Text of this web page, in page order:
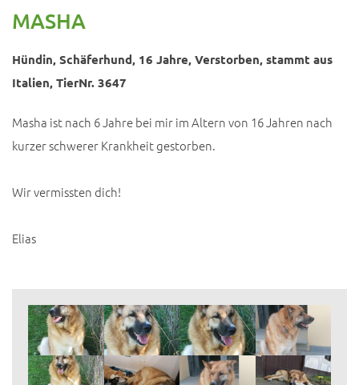
MASHA
Hündin, Schäferhund, 16 Jahre, Verstorben, stammt aus
Italien, TierNr. 3647
Masha ist nach 6 Jahre bei mir im Altern von 16 Jahren nach
kurzer schwerer Krankheit gestorben.
Wir vermissten dich!
Elias